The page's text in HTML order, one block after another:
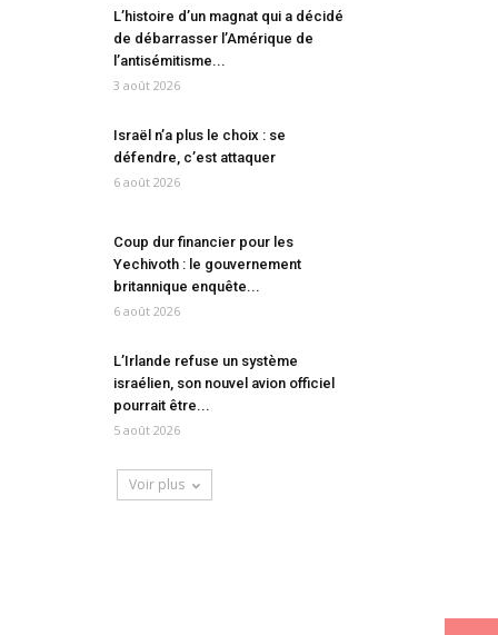
L’histoire d’un magnat qui a décidé
de débarrasser l’Amérique de
l’antisémitisme...
3 août 2026
Israël n’a plus le choix : se
défendre, c’est attaquer
6 août 2026
Coup dur financier pour les
Yechivoth : le gouvernement
britannique enquête...
6 août 2026
L’Irlande refuse un système
israélien, son nouvel avion officiel
pourrait être...
5 août 2026
Voir plus